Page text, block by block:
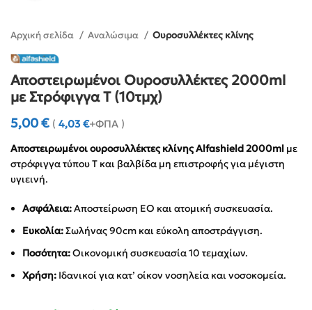
Αρχική σελίδα Αναλώσιμα Ουροσυλλέκτες κλίνης
Αποστειρωμένοι Ουροσυλλέκτες 2000ml
με Στρόφιγγα T (10τμχ)
5,00€ ( 4,03€+ΦΠΑ )
Αποστειρωμένοι ουροσυλλέκτες κλίνης Alfashield 2000ml με
στρόφιγγα τύπου Τ και βαλβίδα μη επιστροφής για μέγιστη
υγιεινή.
Ασφάλεια:Αποστείρωση EO και ατομική συσκευασία.
Ευκολία:Σωλήνας 90cm και εύκολη αποστράγγιση.
Ποσότητα:Οικονομική συσκευασία 10 τεμαχίων.
Χρήση: Ιδανικοί για κατ’ οίκον νοσηλεία και νοσοκομεία.